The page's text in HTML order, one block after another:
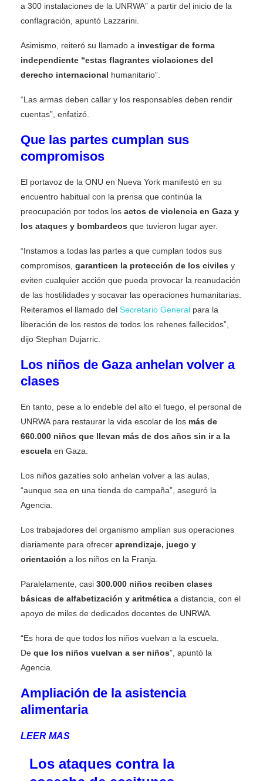
a 300 instalaciones de la UNRWA” a partir del inicio de la
conflagración, apuntó Lazzarini.
Asimismo, reiteró su llamado a investigar de forma
independiente “estas flagrantes violaciones del
derecho internacional humanitario”.
“Las armas deben callar y los responsables deben rendir
cuentas”, enfatizó.
Que las partes cumplan sus
compromisos
El portavoz de la ONU en Nueva York manifestó en su
encuentro habitual con la prensa que continúa la
preocupación por todos los actos de violencia en Gaza y
los ataques y bombardeos que tuvieron lugar ayer.
“Instamos a todas las partes a que cumplan todos sus
compromisos, garanticen la protección de los civiles y
eviten cualquier acción que pueda provocar la reanudación
de las hostilidades y socavar las operaciones humanitarias.
Reiteramos el llamado del Secretario General para la
liberación de los restos de todos los rehenes fallecidos”,
dijo Stephan Dujarric.
Los niños de Gaza anhelan volver a
clases
En tanto, pese a lo endeble del alto el fuego, el personal de
UNRWA para restaurar la vida escolar de los más de
660.000 niños que llevan más de dos años sin ir a la
escuela en Gaza.
Los niños gazatíes solo anhelan volver a las aulas,
“aunque sea en una tienda de campaña”, aseguró la
Agencia.
Los trabajadores del organismo amplían sus operaciones
diariamente para ofrecer aprendizaje, juego y
orientación a los niños en la Franja.
Paralelamente, casi 300.000 niños reciben clases
básicas de alfabetización y aritmética a distancia, con el
apoyo de miles de dedicados docentes de UNRWA.
“Es hora de que todos los niños vuelvan a la escuela.
De que los niños vuelvan a ser niños”, apuntó la
Agencia.
Ampliación de la asistencia
alimentaria
LEER MAS
Los ataques contra la